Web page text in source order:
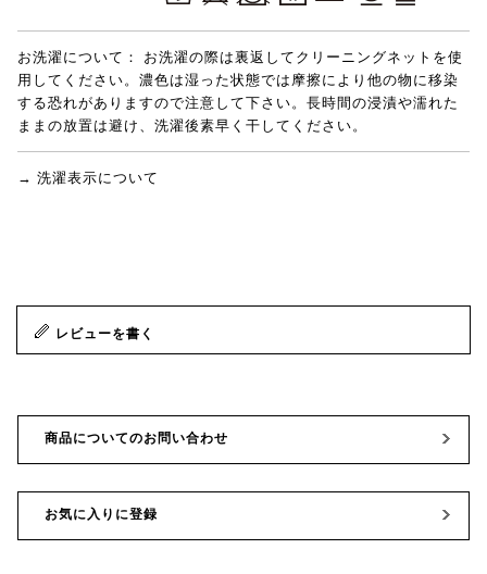
お洗濯について：
お洗濯の際は裏返してクリーニングネットを使
用してください。濃色は湿った状態では摩擦により他の物に移染
する恐れがありますので注意して下さい。長時間の浸漬や濡れた
ままの放置は避け、洗濯後素早く干してください。
→ 洗濯表示について
レビューを書く
商品についてのお問い合わせ
お気に入りに登録